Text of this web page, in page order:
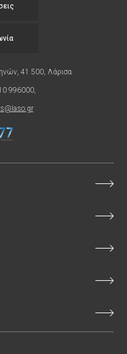
41 500, Λάρισα
996000,